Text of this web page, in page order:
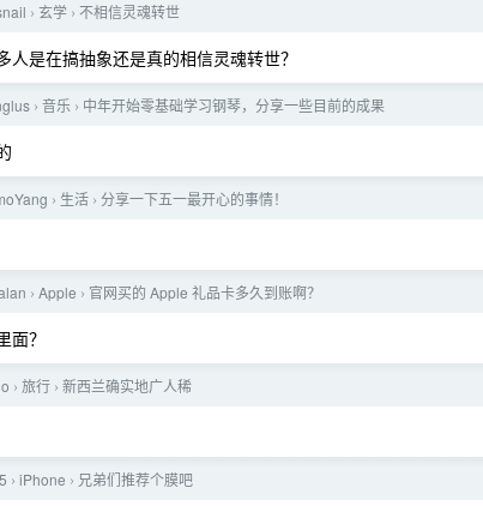
› 玄学 › 不相信灵魂转世
人是在搞抽象还是真的相信灵魂转世？
› 音乐 › 中年开始零基础学习钢琴，分享一些目前的成果
› 生活 › 分享一下五一最开心的事情！
› Apple › 官网买的 Apple 礼品卡多久到账啊？
面？
› 旅行 › 新西兰确实地广人稀
› iPhone › 兄弟们推荐个膜吧